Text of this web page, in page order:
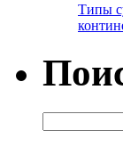
Типы